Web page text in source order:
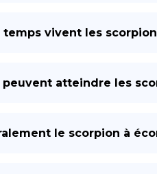
temps vivent les
atteindre les
le scorpion à